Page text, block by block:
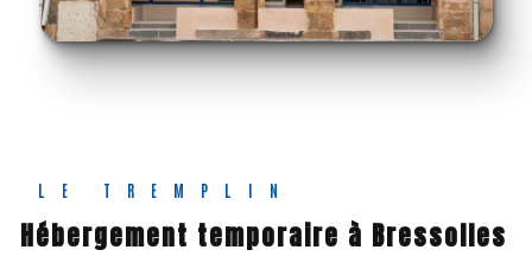
LE TREMPLIN
hébergement temporaire à Bressolles